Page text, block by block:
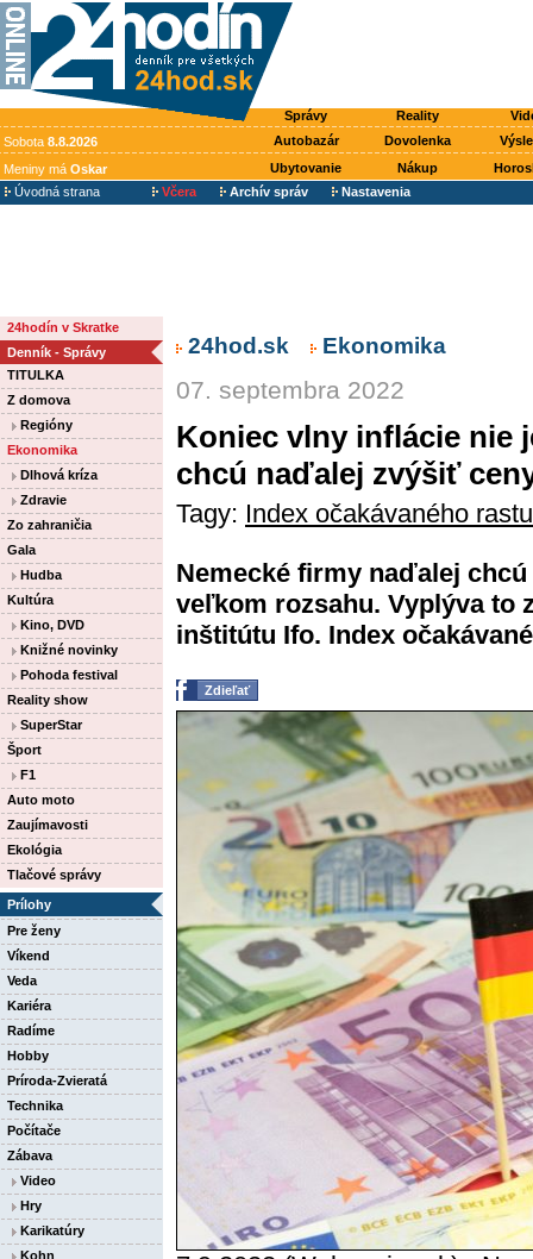
Správy Reality
Sobota 8.8.2026 Autobazár Dovolenka
Meniny má Oskar Ubytovanie Nákup
Úvodná strana
Včera Archív správ Nastavenia
24hodín v Skratke
Denník - Správy
TITULKA
Z domova
Regióny
Ekonomika
Dlhová kríza
Zdravie
Zo zahraničia
Gala
Hudba
Kultúra
Kino, DVD
Knižné novinky
Pohoda festival
Reality show
SuperStar
Šport
F1
Auto moto
Zaujímavosti
Ekológia
Tlačové správy
Prílohy
Pre ženy
Víkend
Veda
Kariéra
Radíme
Hobby
Príroda-Zvieratá
Technika
Počítače
Zábava
Video
Hry
Karikatúry
Kohn
24hod.sk Ekonomika
07. septembra 2022
Koniec vlny inflácie nie
chcú naďalej zvýšiť
Tagy: Index očakávaného
Nemecké firmy naďalej
veľkom rozsahu. Vyplýva to
inštitútu Ifo. Index
Zdieľať